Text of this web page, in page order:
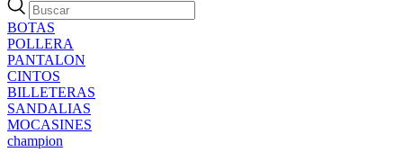
BOTAS
POLLERA
PANTALON
CINTOS
BILLETERAS
SANDALIAS
MOCASINES
champion